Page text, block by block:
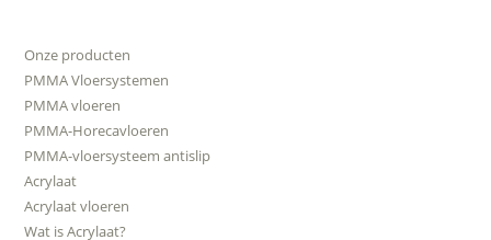
Onze producten
PMMA Vloersystemen
PMMA vloeren
PMMA-Horecavloeren
PMMA-vloersysteem antislip
Acrylaat
Acrylaat vloeren
Wat is Acrylaat?